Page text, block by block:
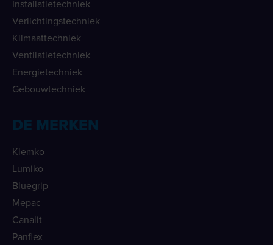
Installatietechniek
Verlichtingstechniek
Klimaattechniek
Ventilatietechniek
Energietechniek
Gebouwtechniek
DE MERKEN
Klemko
Lumiko
Bluegrip
Mepac
Canalit
Panflex